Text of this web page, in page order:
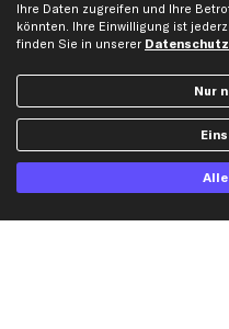
Social Media
Jetzt APP Downloaden
Ihre Daten zugreifen und Ihre
könnten. Ihre Einwilligung ist
finden Sie in unserer
Nur